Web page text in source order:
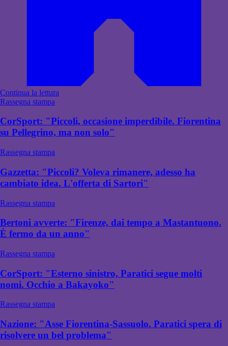
Continua la lettura
Rassegna stampa
CorSport: "Piccoli, occasione imperdibile. Fiorentina
su Pellegrino, ma non solo"
Rassegna stampa
Gazzetta: "Piccoli? Voleva rimanere, adesso ha
cambiato idea. L'offerta di Sartori"
Rassegna stampa
Bertoni avverte: "Firenze, dai tempo a Mastantuono.
È fermo da un anno"
Rassegna stampa
CorSport: "Esterno sinistro, Paratici segue molti
nomi. Occhio a Bakayoko"
Rassegna stampa
Nazione: "Asse Fiorentina-Sassuolo. Paratici spera di
risolvere un bel problema"